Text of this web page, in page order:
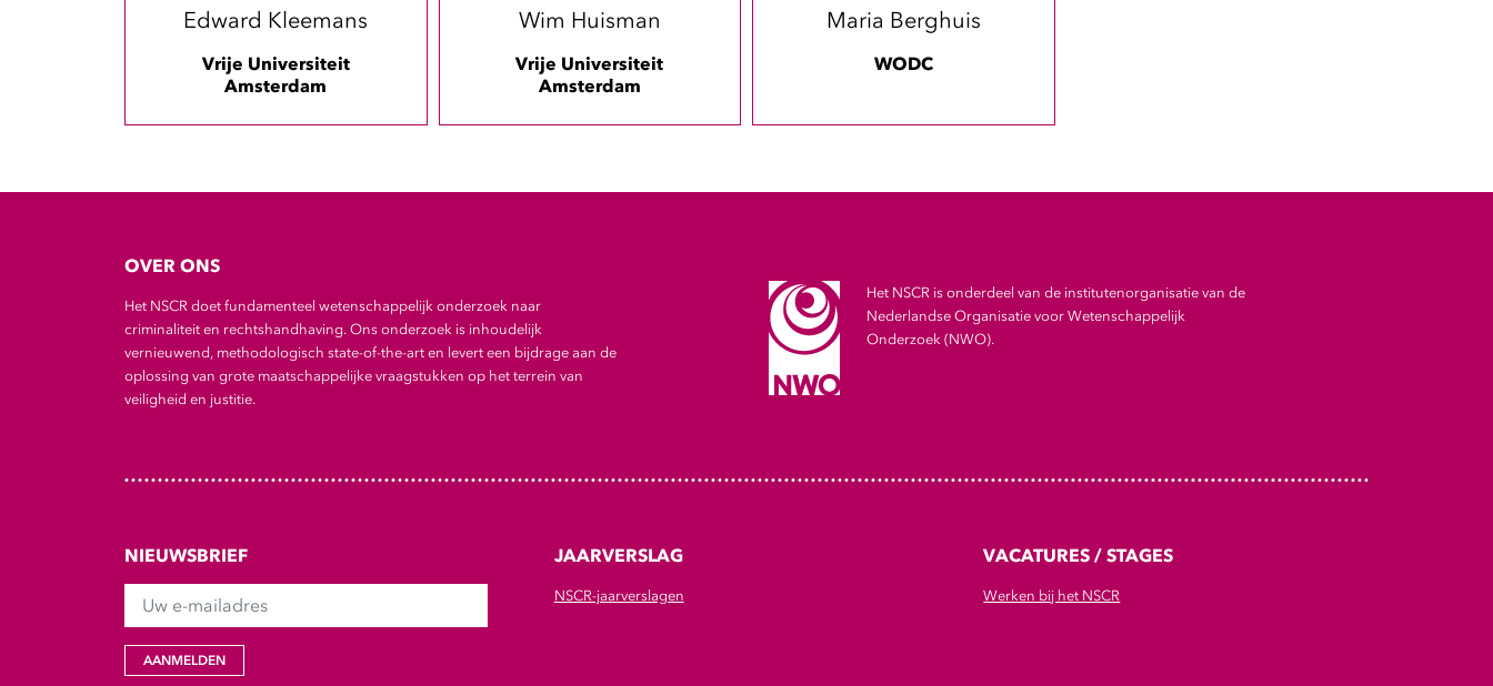
Edward Kleemans
Vrije Universiteit
Amsterdam
Wim Huisman
Vrije Universiteit
Amsterdam
Maria Berghuis
WODC
OVER ONS
Het NSCR doet fundamenteel wetenschappelijk onderzoek naar
criminaliteit en rechtshandhaving. Ons onderzoek is inhoudelijk
vernieuwend, methodologisch state-of-the-art en levert een bijdrage aan de
oplossing van grote maatschappelijke vraagstukken op het terrein van
veiligheid en justitie.
Het NSCR is onderdeel van de institutenorganisatie van de
Nederlandse Organisatie voor Wetenschappelijk
Onderzoek (NWO).
NIEUWSBRIEF
AANMELDEN
JAARVERSLAG
NSCR-jaarverslagen
VACATURES / STAGES
Werken bij het NSCR